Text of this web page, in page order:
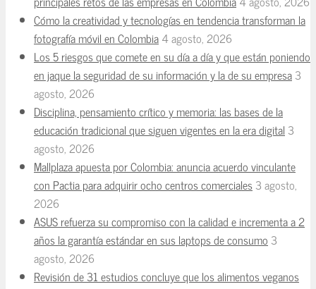
Cómo la creatividad y tecnologías en tendencia transforman la
fotografía móvil en Colombia4 agosto, 2026
Los 5 riesgos que comete en su día a día y que están poniendo
en jaque la seguridad de su información y la de su empresa3
agosto, 2026
Disciplina, pensamiento crítico y memoria: las bases de la
educación tradicional que siguen vigentes en la era digital 3
agosto, 2026
Mallplaza apuesta por Colombia: anuncia acuerdo vinculante
con Pactia para adquirir ocho centros comerciales3 agosto,
2026
ASUS refuerza su compromiso con la calidad e incrementa a 2
años la garantía estándar en sus laptops de consumo 3
agosto, 2026
Revisión de 31 estudios concluye que los alimentos veganos